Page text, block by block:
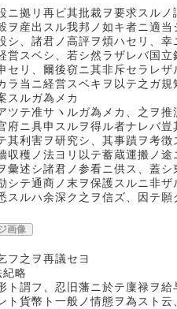
ニ拠リ再ビ其批裁ヲ要求スルノ
ヲ産出スル我邦ノ如キ者ニ適
シ、諸君ノ高評ヲ煩ハセリ、
営スベシ、若シ然ラザレバ国
セリ、爾後窃ニ其非斥セラレ
ラ当ニ経営スベキヲ以テ之ガ
スルガ為メカ
ツテ准サヽルガ為メカ、之ヲ
府ニ具申スルヲ得ル者ナレバ
其利害ヲ研究シ、其事蹟ヲ考
収穫ノ法ヨリ以テ蓄蔵運搬ノ
彙述シ諸君ノ参看ニ供ス、蓋
シテ通商ノ末ヲ保護スルニ非
スルハ余深ク之ヲ信ズ、因テ
画像
フ之ヲ再議セヨ
略
ト謂フ、忍旧藩ニ於テ廩禄ヲ
ト貨幣ト一般ノ情態ヲ為スト